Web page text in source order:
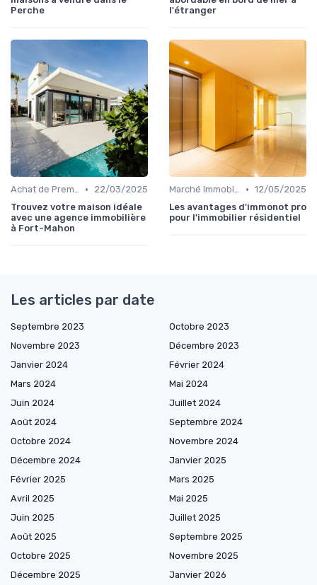
Perche
l'étranger
Achat de Première Maison •
22/03/2025
Trouvez votre maison idéale
avec une agence immobilière
à Fort-Mahon
Marché Immobilier et Prix • 12/05/2025
Les avantages d'immonot pro
pour l'immobilier résidentiel
Les articles par date
Septembre 2023
Octobre 2023
Novembre 2023
Décembre 2023
Janvier 2024
Février 2024
Mars 2024
Mai 2024
Juin 2024
Juillet 2024
Août 2024
Septembre 2024
Octobre 2024
Novembre 2024
Décembre 2024
Janvier 2025
Février 2025
Mars 2025
Avril 2025
Mai 2025
Juin 2025
Juillet 2025
Août 2025
Septembre 2025
Octobre 2025
Novembre 2025
Décembre 2025
Janvier 2026